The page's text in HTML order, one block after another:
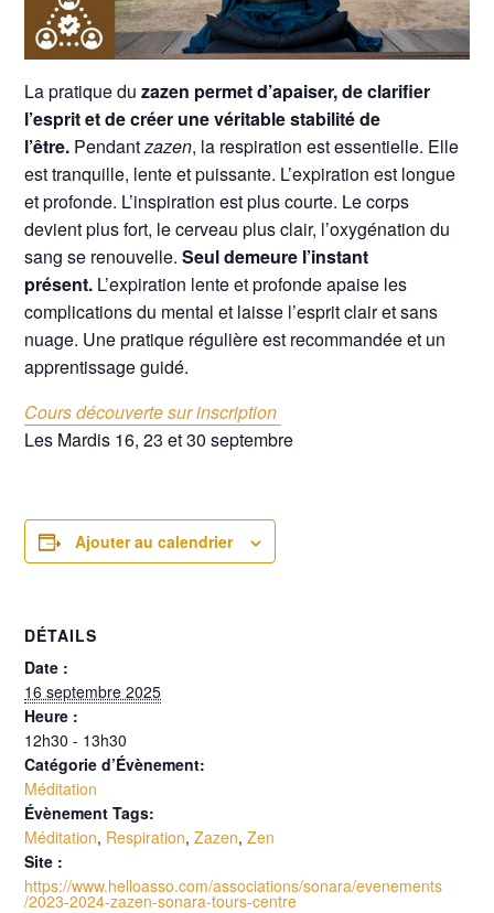
La pratique duzazen permet d’apaiser, de clarifier
l’esprit et de créer une véritable stabilité de
l’être. Pendantzazen, la respiration est essentielle. Elle
est tranquille, lente et puissante. L’expiration est longue
et profonde. L’inspiration est plus courte. Le corps
devient plus fort, le cerveau plus clair, l’oxygénation du
sang se renouvelle.Seul demeure l’instant
présent. L’expiration lente et profonde apaise les
complications du mental et laisse l’esprit clair et sans
nuage. Une pratique régulière est recommandée et un
apprentissage guidé.
Cours découverte sur inscription
Les Mardis 16, 23 et 30 septembre
Ajouter au calendrier
DÉTAILS
Date :
16 septembre 2025
Heure :
12h30 - 13h30
Catégorie d’Évènement:
Méditation
Évènement Tags:
Méditation, Respiration,Zazen,Zen
Site :
https://www.helloasso.com/associations/sonara/evenements
/2023-2024-zazen-sonara-tours-centre